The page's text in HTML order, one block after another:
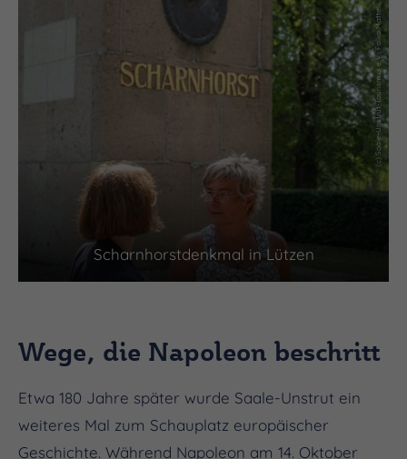
(c) Saale-Unstrut-Tourismus e.V., Falko Matte
Scharnhorstdenkmal in Lützen
Wege, die Napoleon beschritt
Etwa 180 Jahre später wurde Saale-Unstrut ein
weiteres Mal zum Schauplatz europäischer
Geschichte. Während Napoleon am 14. Oktober